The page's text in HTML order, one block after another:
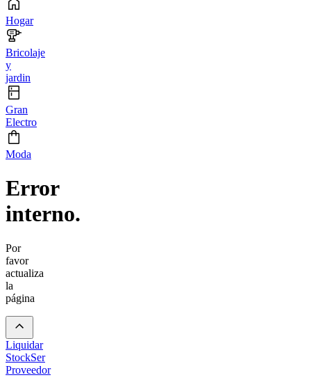
Hogar
Bricolaje
y
jardin
Gran
Electro
Moda
Error
interno.
Por
favor
actualiza
la
página
Liquidar
StockSer
Proveedor